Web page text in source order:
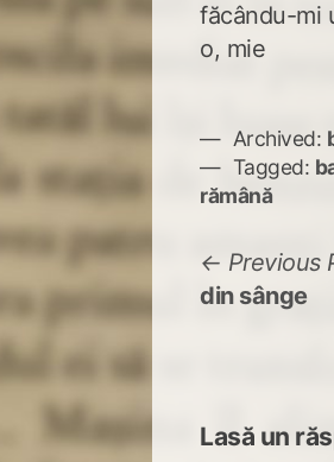
făcându-mi
o, mie
Archived:
Tagged:
rămână
în
Previous
din sânge
Lasă un